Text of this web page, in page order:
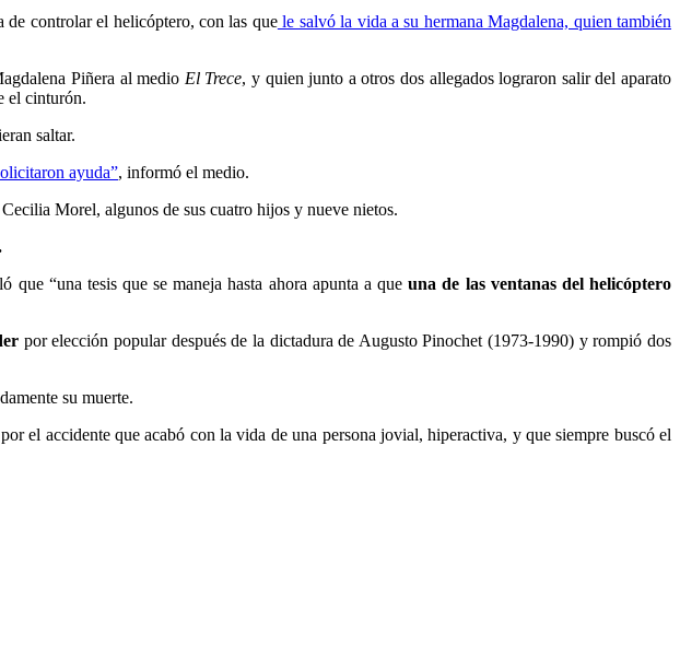
de controlar el helicóptero, con las quele salvó la vida a su hermana Magdalena, quien también
Piñera al medio El Trece, y quien junto a otros dos allegados lograron salir del aparato
el cinturón.
saltar.
ayuda”, informó el medio.
Morel, algunos de sus cuatro hijos y nueve nietos.
“una tesis que se maneja hasta ahora apunta a que una de las ventanas del helicóptero
por elección popular después de la dictadura de Augusto Pinochet (1973-1990) y rompió dos
su muerte.
el accidente que acabó con la vida de una persona jovial, hiperactiva, y que siempre buscó el